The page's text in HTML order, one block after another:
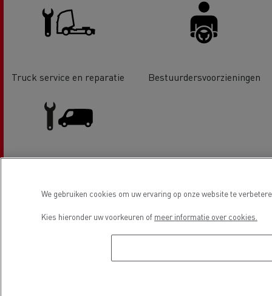
Truck service en reparatie Bestuurdersvoorzieningen
Locatie
We gebruiken cookies om uw ervaring op onze website te
Kies hieronder uw voorkeuren of meer informatie over cookies.